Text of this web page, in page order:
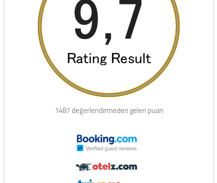
1487 değerlendirmeden gelen puan